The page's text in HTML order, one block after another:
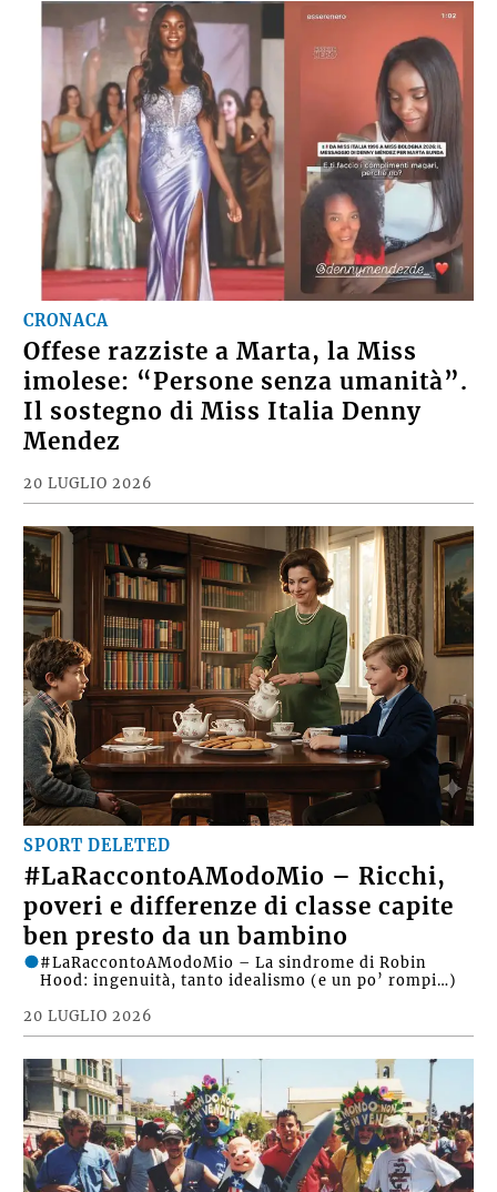
CRONACA
Offese razziste a Marta, la Miss
imolese: “Persone senza umanità”.
Il sostegno di Miss Italia Denny
Mendez
20 LUGLIO 2026
SPORT DELETED
#LaRaccontoAModoMio – Ricchi,
poveri e differenze di classe capite
ben presto da un bambino
20 LUGLIO 2026
#LaRaccontoAModoMio – La sindrome di Robin
Hood: ingenuità, tanto idealismo (e un po’ rompi…)